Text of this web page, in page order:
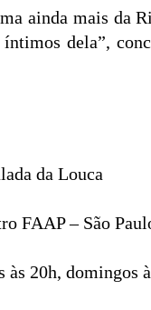
ainda mais da
dela”,
da Louca
FAAP – São
às 20h, domingos